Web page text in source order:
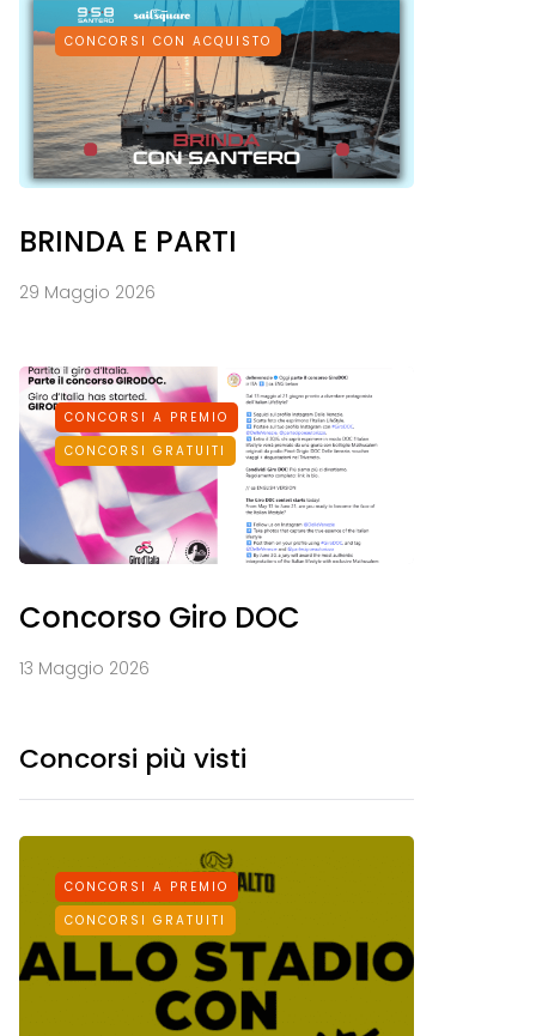
CONCORSI CON ACQUISTO
BRINDA E PARTI
29 Maggio 2026
CONCORSI A PREMIO
CONCORSI GRATUITI
Concorso Giro DOC
13 Maggio 2026
Concorsi più visti
CONCORSI A PREMIO
CONCORSI GRATUITI